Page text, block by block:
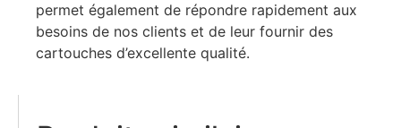
permet également de répondre rapidement aux
besoins de nos clients et de leur fournir des
cartouches d’excellente qualité.